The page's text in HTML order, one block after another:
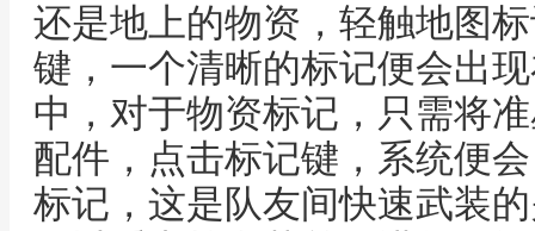
还是地上的物资，轻触地图
键，一个清晰的标记便会出
中，对于物资标记，只需将
配件，点击标记键，系统便
标记，这是队友间快速武装